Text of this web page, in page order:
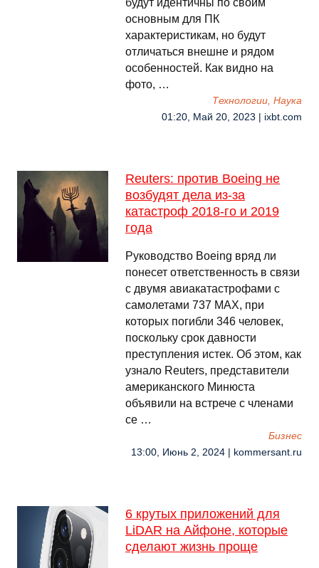
будут идентичны по своим
основным для ПК
характеристикам, но будут
отличаться внешне и рядом
особенностей. Как видно на
фото, …
Технологии, Наука
01:20, Май 20, 2023 | ixbt.com
Reuters: против Boeing не
возбудят дела из-за
катастроф 2018-го и 2019
года
Руководство Boeing вряд ли
понесет ответственность в связи
с двумя авиакатастрофами с
самолетами 737 MAX, при
которых погибли 346 человек,
поскольку срок давности
преступления истек. Об этом, как
узнало Reuters, представители
американского Минюста
объявили на встрече с членами
се …
Бизнес
13:00, Июнь 2, 2024 | kommersant.ru
6 крутых приложений для
LiDAR на Айфоне, которые
сделают жизнь проще